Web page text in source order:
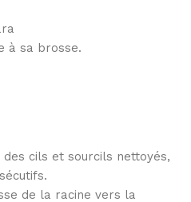
à sa brosse.
cils et sourcils nettoyés,
de la racine vers la